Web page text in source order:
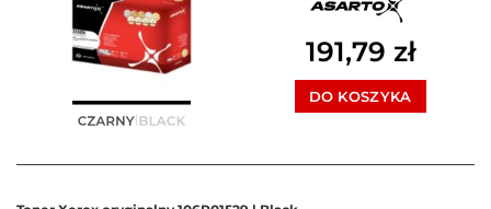
191,79 zł
DO KOSZYKA